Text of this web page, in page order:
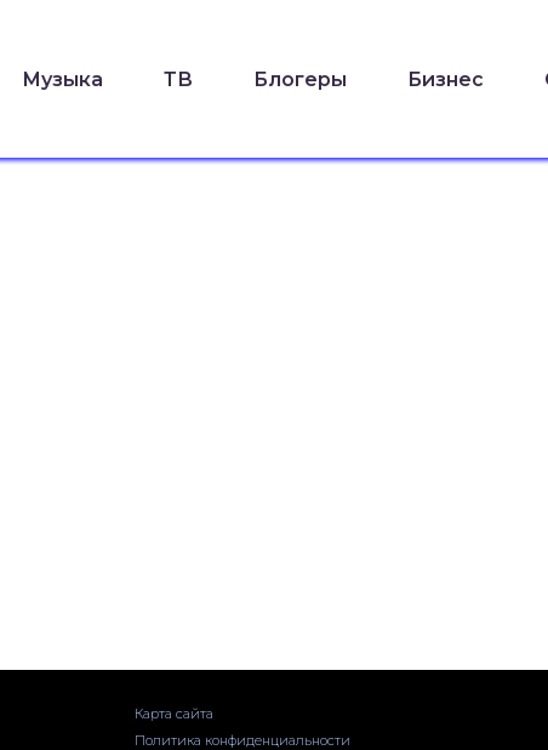
Музыка ТВ Блогеры Бизнес
Карта сайта
Политика конфиденциальности